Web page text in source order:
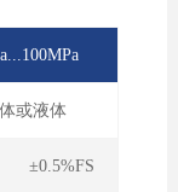
或液体
±0.5%FS